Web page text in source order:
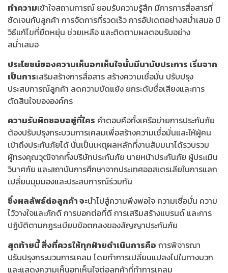
ทำความเข้าใจสถานการณ์ ยอมรับความรู้สึก มีการการสื่อสารที่
ชัดเจนกับลูกค้า การจัดการที่รวดเร็ว การอัปเดตอย่างสม่ำเสมอ มี
วิธีแก้ไขที่ยืดหยุ่น ช่วยเหลือ และติดตามผลตอบรับอย่าง
สม่ำเสมอ
ประโยชน์ของความเห็นอกเห็นใจนั้นมีนานับประการ เริ่มจาก
เป็นการเสริมสร้างการสื่อสาร สร้างความเชื่อมั่น ปรับปรุง
ประสบการณ์ลูกค้า ลดความขัดแย้ง ยกระดับชื่อเสียงและการ
ตัดสินใจขององค์กร
ความรับผิดชอบอยู่ที่ใคร คำตอบคือทั้งเครือข่ายการประกันภัย
ต้องปรับปรุงกระบวนการเคลมเพื่อสร้างความเชื่อมั่นและให้ผู้คน
เข้าถึงประกันภัยได้ นั่นเป็นเหตุผลหลักที่งานสัมมนาได้รวบรวม
ผู้ทรงคุณวุฒิจากทั้งบริษัทประกันภัย นายหน้าประกันภัย ผู้ประเมิน
วินาศภัย และสถาบันการศึกษาจากประเทศออสเตรเลียในการแลก
เปลี่ยนมุมมองและประสบการณ์ร่วมกัน
ซึ่งผลลัพธ์ต่อลูกค้า จะนำไปสู่ความพึงพอใจ ความเชื่อมั่น ความ
ไว้วางใจและภักดี การบอกต่อที่ดี การเสริมสร้างแบรนด์ และการ
ปฏิบัติตามกฎระเบียบข้อตกลงของสัญญาประกันภัย
สุดท้ายนี้ สื่งที่ควรให้ทุกฝ่ายดำเนินการคือ การพิจารณา
ปรับปรุงกระบวนการเคลม โดยทำการเปลี่ยนแปลงไปในทางบวก
และแสดงความเห็นอกเห็นใจต่อลูกค้าที่ทำการเคลม